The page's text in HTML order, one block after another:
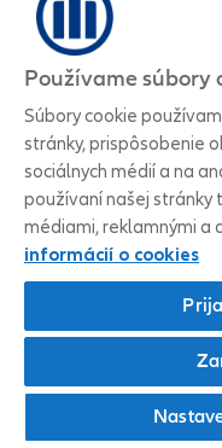
Používame súbory
Súbory cookie
stránky, prispôsobenie
sociálnych médií a na
používaní našej stránky
médiami, reklamnými a
informácií o cookies